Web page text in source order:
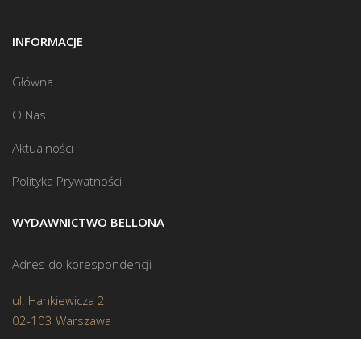
INFORMACJE
Główna
O Nas
Aktualności
Polityka Prywatności
WYDAWNICTWO BELLONA
Adres do korespondencji
ul. Hankiewicza 2
02-103 Warszawa